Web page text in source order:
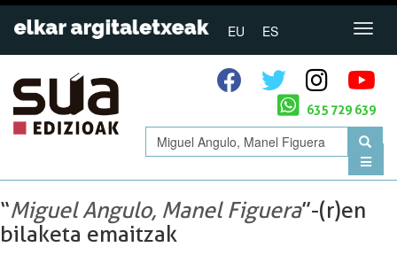
EU ES
635 729 639
“Miguel Angulo, Manel Figuera”-(r)en
bilaketa emaitzak